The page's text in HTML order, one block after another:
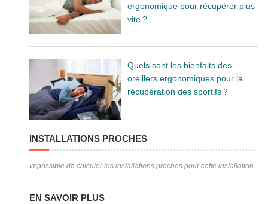
ergonomique pour récupérer plus
vite ?
Quels sont les bienfaits des
oreillers ergonomiques pour la
récupération des sportifs ?
INSTALLATIONS PROCHES
Impossible de calculer les installations proches pour cette installation.
EN SAVOIR PLUS